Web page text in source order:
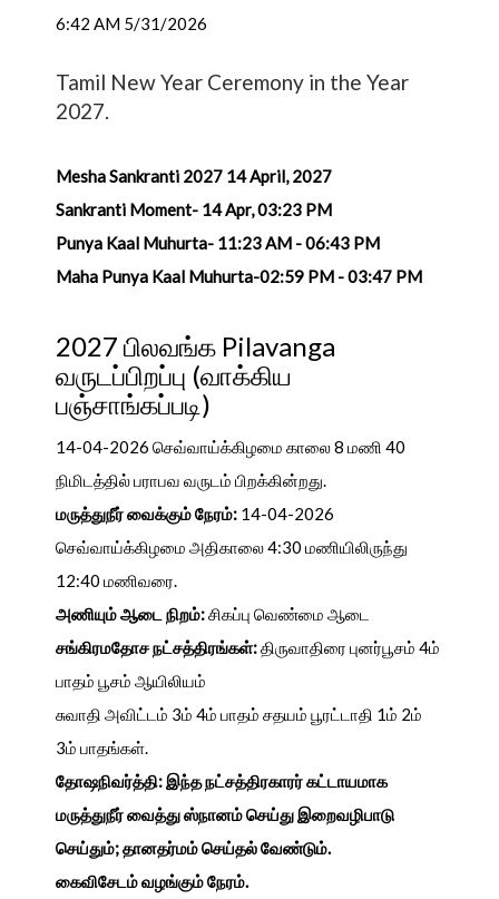
6:42 AM 5/31/2026
Tamil New Year Ceremony in the Year
2027.
Mesha Sankranti 2027 14 April, 2027
Sankranti Moment- 14 Apr, 03:23 PM
Punya Kaal Muhurta- 11:23 AM - 06:43 PM
Maha Punya Kaal Muhurta-02:59 PM - 03:47 PM
2027 பிலவங்க Pilavanga
வருடப்பிறப்பு (வாக்கிய
பஞ்சாங்கப்படி)
14-04-2026 செவ்வாய்க்கிழமை காலை 8 மணி 40
நிமிடத்தில் பராபவ வருடம் பிறக்கின்றது.
மருத்துநீர் வைக்கும் நேரம்: 14-04-2026
செவ்வாய்க்கிழமை அதிகாலை 4:30 மணியிலிருந்து
12:40 மணிவரை.
அணியும் ஆடை நிறம்:சிகப்பு வெண்மை ஆடை
சங்கிரமதோச நட்சத்திரங்கள்:திருவாதிரை புனர்பூசம் 4ம்
பாதம் பூசம் ஆயிலியம்
சுவாதி அவிட்டம் 3ம் 4ம் பாதம் சதயம் பூரட்டாதி 1ம் 2ம்
3ம் பாதங்கள்.
தோஷநிவர்த்தி: இந்த நட்சத்திரகாரர் கட்டாயமாக
மருத்துநீர் வைத்து ஸ்நானம் செய்து இறைவழிபாடு
செய்தும்; தானதர்மம் செய்தல் வேண்டும்.
கைவிசேடம் வழங்கும் நேரம்.